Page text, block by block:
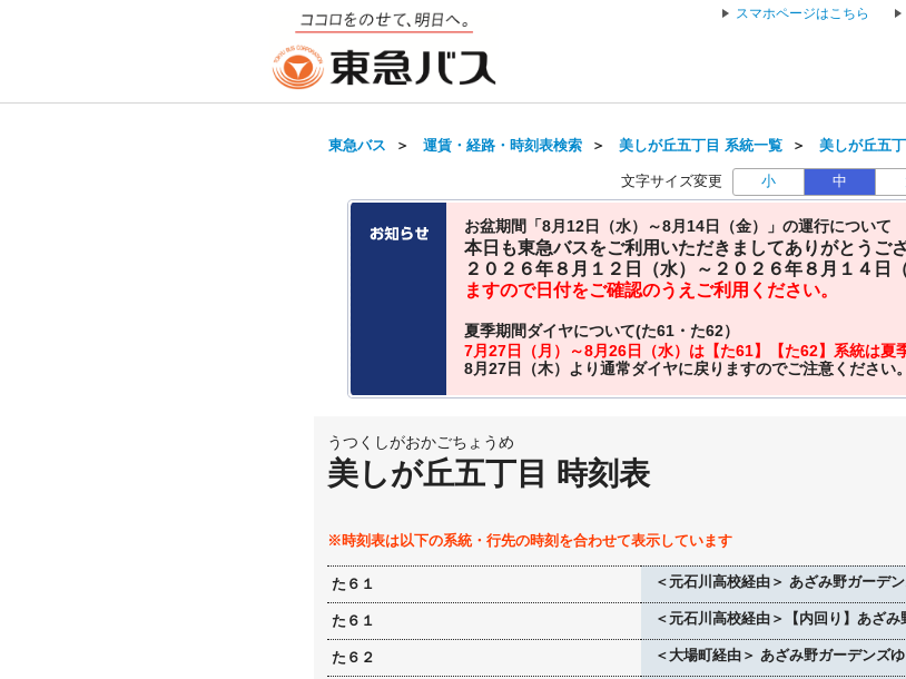
スマホページはこちら
東急バス ＞ 運賃・経路・時刻表検索 ＞ 美しが丘五丁目 系統一覧 ＞ 美しが丘五
文字サイズ変更 小 中
お盆期間「8月12日（水）～8月14日（金）」の運行について
本日も東急バスをご利用いただきましてありがとうござ
２０２６年８月１２日（水）～２０２６年８月１４日
ますので日付をご確認のうえご利用ください。
夏季期間ダイヤについて(た61・た62）
7月27日（月）～8月26日（水）は【た61】【た62】系統は夏
8月27日（木）より通常ダイヤに戻りますのでご注意ください。
うつくしがおかごちょうめ
美しが丘五丁目 時刻表
※時刻表は以下の系統・行先の時刻を合わせて表示しています
た６１ ＜元石川高校経由＞ あざみ野ガーデ
た６１ ＜元石川高校経由＞【内回り】あざ
た６２ ＜大場町経由＞ あざみ野ガーデンズゆ